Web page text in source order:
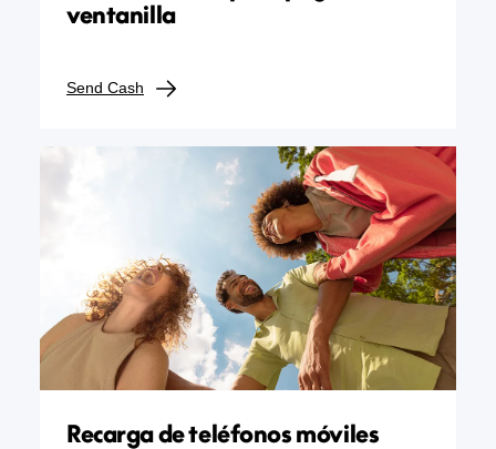
ventanilla
Send Cash
Recarga de teléfonos móviles